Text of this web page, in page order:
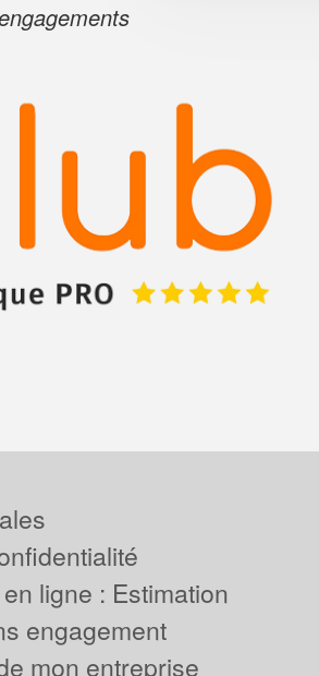
ligne : Estimation
engagement
mon entreprise